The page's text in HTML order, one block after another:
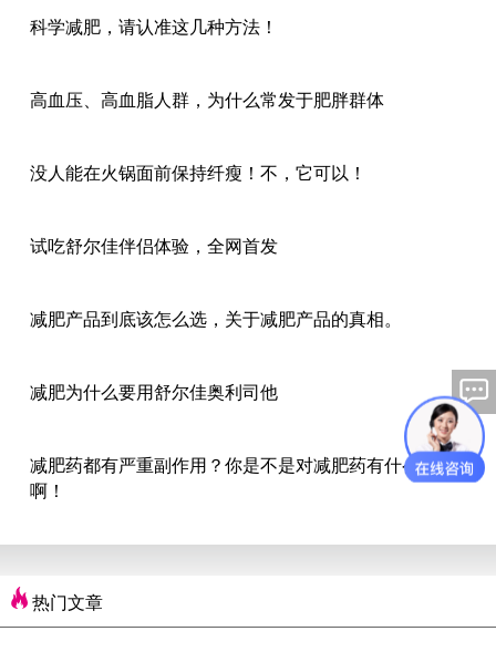
科学减肥，请认准这几种方法！
高血压、高血脂人群，为什么常发于肥胖群体
没人能在火锅面前保持纤瘦！不，它可以！
试吃舒尔佳伴侣体验，全网首发
减肥产品到底该怎么选，关于减肥产品的真相。
减肥为什么要用舒尔佳奥利司他
减肥药都有严重副作用？你是不是对减肥药有什么误解
啊！
热门文章